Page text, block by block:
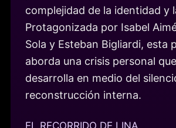
complejidad de la identidad y
Protagonizada por Isabel
Sola y Esteban Bigliardi, esta
aborda una crisis personal
desarrolla en medio del
reconstrucción interna.